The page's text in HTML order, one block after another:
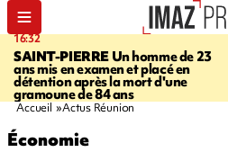
16:32
SAINT-PIERREUn homme de 23
ans mis en examen et placé en
détention après la mort d'une
gramoune de 84 ans
Accueil Actus Réunion
Économie